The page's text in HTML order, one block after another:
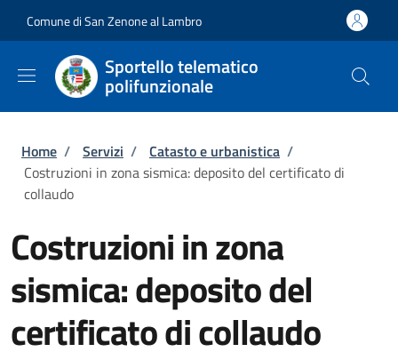
Comune di San Zenone al Lambro
Sportello telematico
polifunzionale
Briciole di pane
Home / Servizi / Catasto e urbanistica /
Costruzioni in zona sismica: deposito del certificato di
collaudo
Costruzioni in zona
sismica: deposito del
certificato di collaudo